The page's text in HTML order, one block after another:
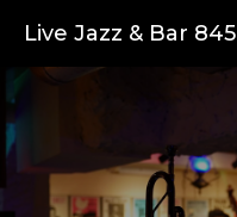
Live Jazz & Bar 845